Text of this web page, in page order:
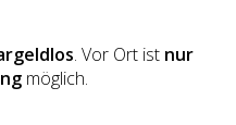
. Vor Ort ist nur
möglich.